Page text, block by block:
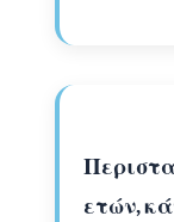
ετών,